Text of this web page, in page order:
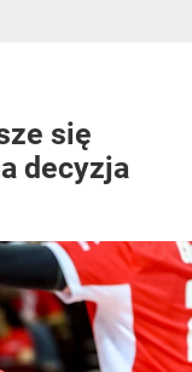
się
decyzja